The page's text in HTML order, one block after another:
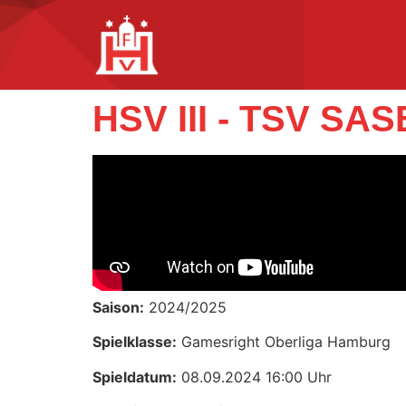
HSV III - TSV
Saison: 2024/2025
Spielklasse: Gamesright Oberliga Hamburg
Spieldatum: 08.09.2024 16:00 Uhr